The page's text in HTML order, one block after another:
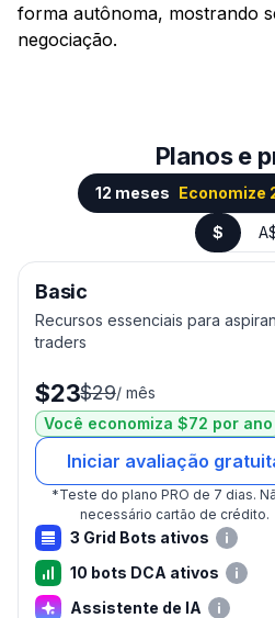
forma autônoma, mostrando
negociação.
Planos e
12 meses Economize
$
Basic
Recursos essenciais para
traders
$23$29/ mês
Você economiza $72 por ano
Iniciar avaliação
*Teste do plano PRO de 7 dias.
necessário cartão de crédito.
3 Grid Bots ativos
10 bots DCA ativos
Assistente de IA